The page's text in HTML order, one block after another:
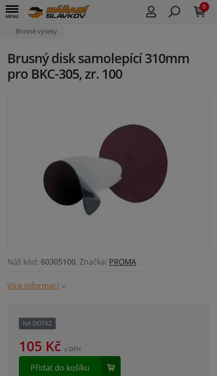
0
Brusné výseky
Brusný disk samolepící 310mm
pro BKC-305, zr. 100
Náš kód: 60305100, Značka: PROMA
Více informací
NA DOTAZ
105 Kč s DPH
Přidat do košíku